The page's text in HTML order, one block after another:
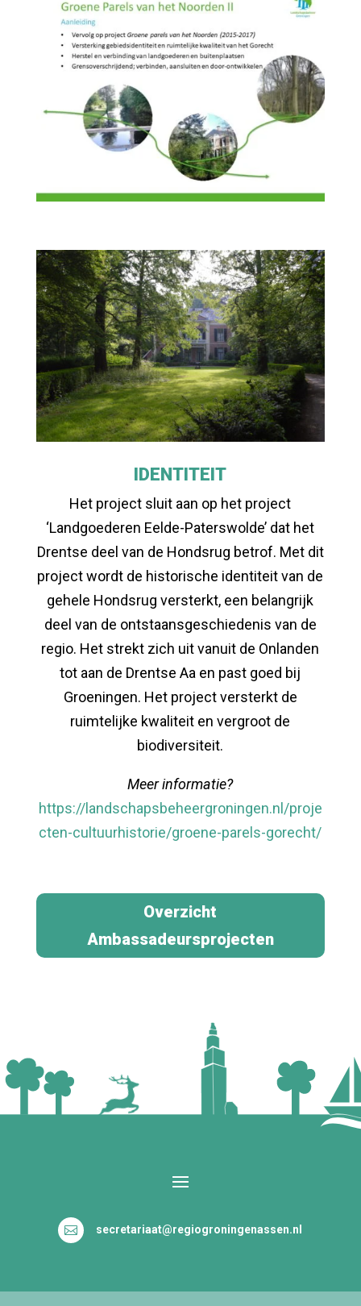
IDENTITEIT
Het project sluit aan op het project
‘Landgoederen Eelde-Paterswolde’ dat het
Drentse deel van de Hondsrug betrof. Met dit
project wordt de historische identiteit van de
gehele Hondsrug versterkt, een belangrijk
deel van de ontstaansgeschiedenis van de
regio. Het strekt zich uit vanuit de Onlanden
tot aan de Drentse Aa en past goed bij
Groeningen. Het project versterkt de
ruimtelijke kwaliteit en vergroot de
biodiversiteit.
Meer informatie?
https://landschapsbeheergroningen.nl/proje
cten-cultuurhistorie/groene-parels-gorecht/
Overzicht
Ambassadeursprojecten
 secretariaat@regiogroningenassen.nl